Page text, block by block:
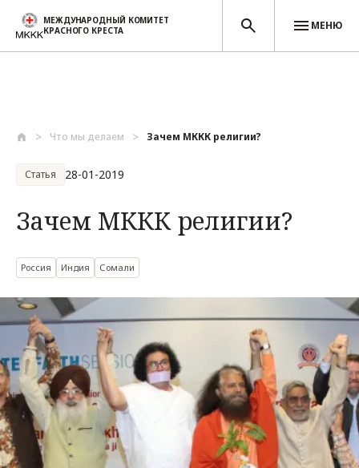
МЕЖДУНАРОДНЫЙ КОМИТЕТ
КРАСНОГО КРЕСТА
МЕНЮ
Что мы делаем Зачем МККК религии?
Статья 28-01-2019
Зачем МККК религии?
Россия Индия Сомали